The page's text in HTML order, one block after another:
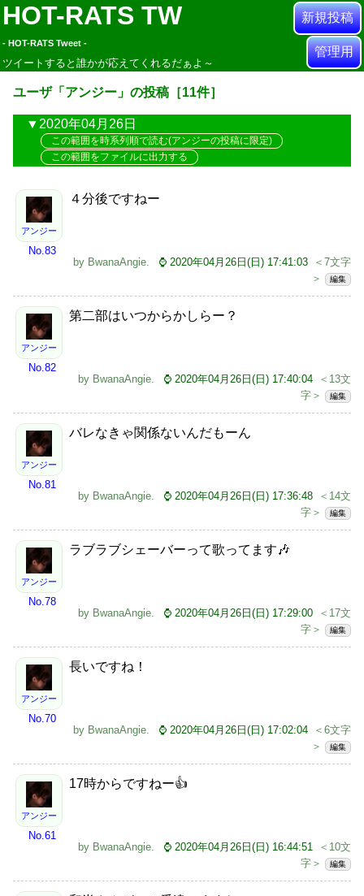
HOT-RATS TW
- HOT-RATS Tweet -
ツイートすると誰かが応えてくれるだぁよ～
新規投稿
管理用
ユーザ「アンジー」の投稿［11件］
2020年04月26日
この範囲を時系列順で読む(アンジーの投稿に限定)
この範囲をファイルに出力する
アンジー
No.83
４分後ですねー
by BwanaAngie. ⌚ 2020年04月26日(日) 17:41:03
＜7文字
＞
編集
アンジー
No.82
第二部はいつからかしらー？
by BwanaAngie. ⌚ 2020年04月26日(日) 17:40:04
＜13文
字＞
編集
アンジー
No.81
バレなきゃ関係ないんだもーん
by BwanaAngie. ⌚ 2020年04月26日(日) 17:36:48
＜14文
字＞
編集
アンジー
No.78
ラブラブシェーバーって歌ってます🎶
by BwanaAngie. ⌚ 2020年04月26日(日) 17:29:00
＜17文
字＞
編集
アンジー
No.70
長いですね！
by BwanaAngie. ⌚ 2020年04月26日(日) 17:02:04
＜6文字
＞
編集
アンジー
No.61
17時からですねー👍
by BwanaAngie. ⌚ 2020年04月26日(日) 16:44:51
＜10文
字＞
編集